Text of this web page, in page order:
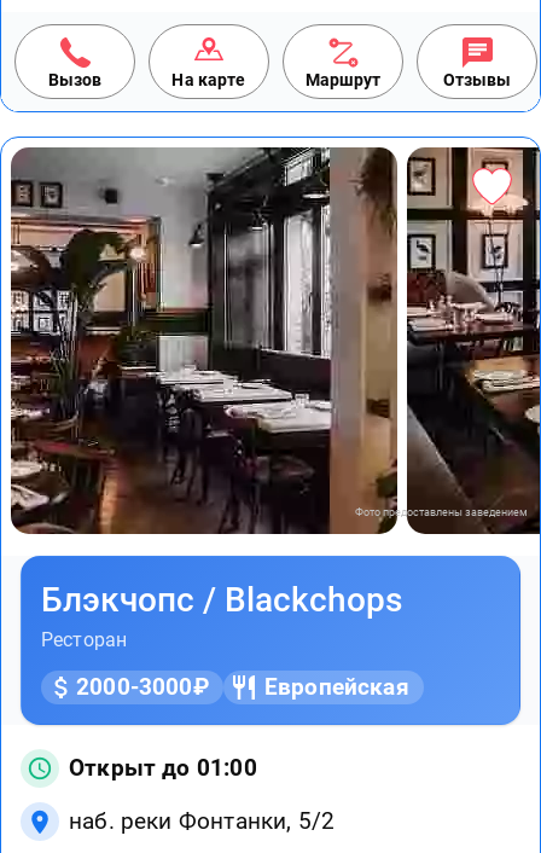
Вызов На карте Маршрут Отзывы
Фото предоставлены заведением
Блэкчопс / Blackchops
Ресторан
2000-3000₽ Европейская
Открыт до 01:00
наб. реки Фонтанки, 5/2